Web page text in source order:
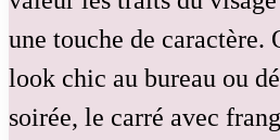
une touche de caractère.
look chic au bureau ou
soirée, le carré avec